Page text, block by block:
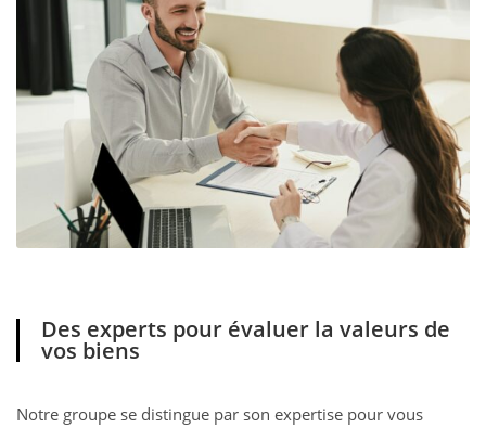
Des experts pour évaluer la valeurs de
vos biens
Notre groupe se distingue par son expertise pour vous